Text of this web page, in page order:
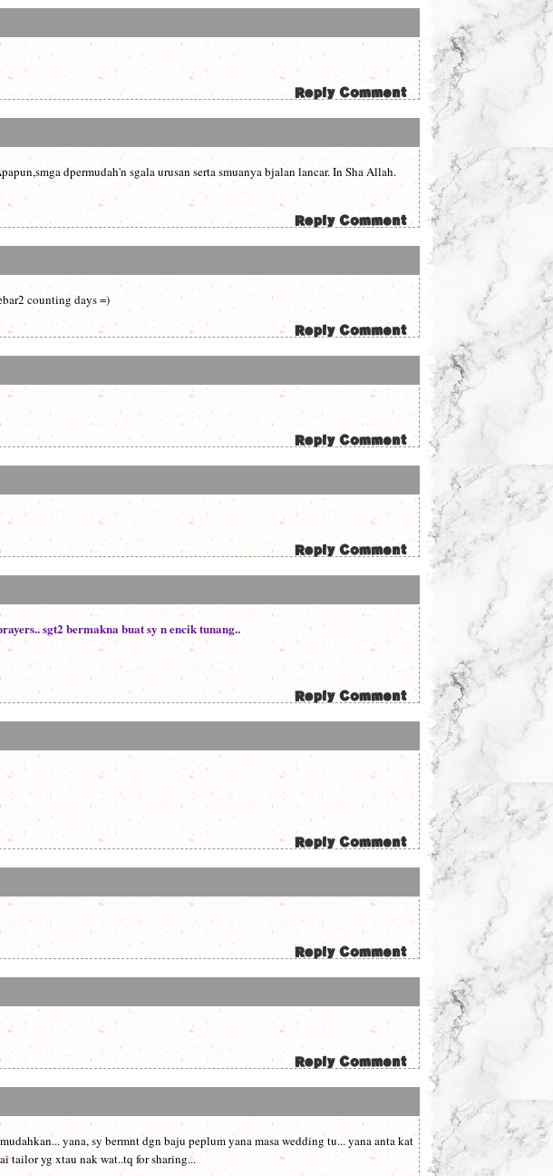
dpermudah'n sgala urusan serta smuanya bjalan lancar. In Sha Allah.
counting days =)
sgt2 bermakna buat sy n encik tunang..
yana, sy bermnt dgn baju peplum yana masa wedding tu... yana anta kat
tailor yg xtau nak wat..tq for sharing...